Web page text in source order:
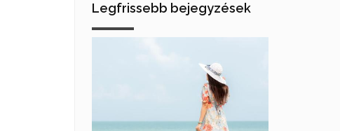
Legfrissebb bejegyzések